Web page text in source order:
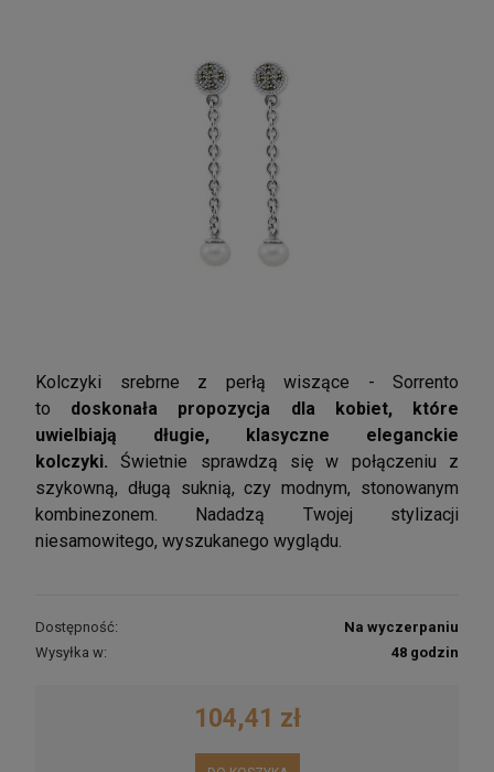
Kolczyki srebrne z perłą wiszące - Sorrento
to doskonała propozycja dla kobiet, które
uwielbiają długie, klasyczne eleganckie
kolczyki. Świetnie sprawdzą się w połączeniu z
szykowną, długą suknią, czy modnym, stonowanym
kombinezonem. Nadadzą Twojej stylizacji
niesamowitego, wyszukanego wyglądu.
Dostępność:
Na wyczerpaniu
Wysyłka w:
48 godzin
104,41 zł